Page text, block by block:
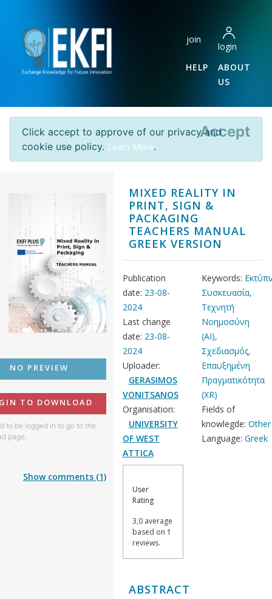
join
login
HELP
ABOUT
US
Click accept to approve of our privacy and
cookie use policy. Learn More.
Accept
NO PREVIEW
TO DOWNLOAD
to be logged in to go to the
page.
Show comments (1)
MIXED REALITY IN
PRINT, SIGN &
PACKAGING
TEACHERS MANUAL
GREEK VERSION
Publication
date: 23-08-
2024
Last change
date: 23-08-
2024
Uploader:
GERASIMOS
VONITSANOS
Organisation:
UNIVERSITY
OF WEST
ATTICA
User
Rating
3,0 average
based on 1
reviews.
Keywords:
Συσκευασία,
Τεχνητή
Νοημοσύνη
(AI),
Σχεδιασμός,
Επαυξημένη
Πραγματικότητα
(XR)
Fields of
knowlegde:Other
Language:Greek
ABSTRACT